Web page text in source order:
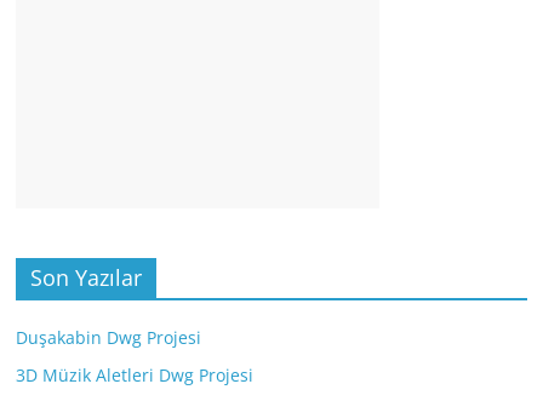
Son Yazılar
Duşakabin Dwg Projesi
3D Müzik Aletleri Dwg Projesi